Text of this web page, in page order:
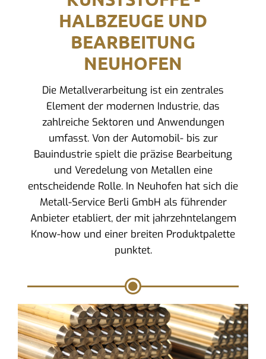
HALBZEUGE UND
BEARBEITUNG
NEUHOFEN
Die Metallverarbeitung ist ein zentrales
Element der modernen Industrie, das
zahlreiche Sektoren und Anwendungen
umfasst. Von der Automobil- bis zur
Bauindustrie spielt die präzise Bearbeitung
und Veredelung von Metallen eine
entscheidende Rolle. In Neuhofen hat sich die
Metall-Service Berli GmbH als führender
Anbieter etabliert, der mit jahrzehntelangem
Know-how und einer breiten Produktpalette
punktet.